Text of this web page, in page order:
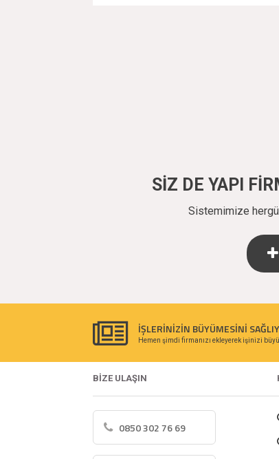
SİZ DE YAPI
Sistemimize
İŞLERİNİZİN BÜYÜMESİNİ
Hemen şimdi firmanızı ekleyerek işinizi
BİZE ULAŞIN
0850 302 76 69